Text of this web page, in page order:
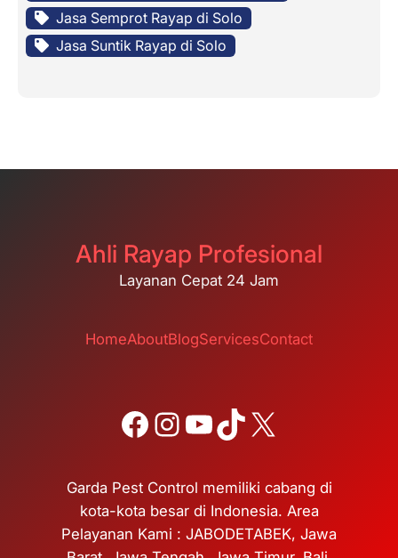
Jasa Semprot Rayap di Solo
Jasa Suntik Rayap di Solo
Ahli Rayap Profesional
Layanan Cepat 24 Jam
HomeAboutBlogServicesContact
Facebook Instagram YouTube TikTok X
Garda Pest Control memiliki cabang di
kota-kota besar di Indonesia. Area
Pelayanan Kami : JABODETABEK, Jawa